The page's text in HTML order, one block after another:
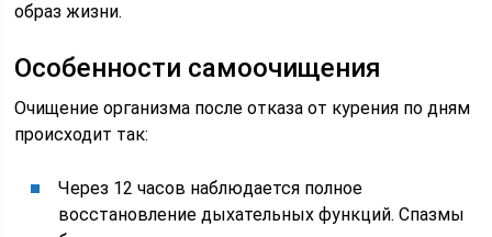
образ жизни.
Особенности самоочищения
Очищение организма после отказа от курения по дням
происходит так:
Через 12 часов наблюдается полное
восстановление дыхательных функций. Спазмы